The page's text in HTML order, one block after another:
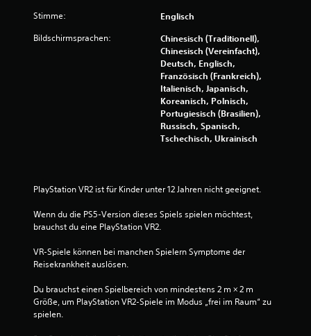
e
r
n
e
n
u
s
0
Stimme: Englisch
Bildschirmsprachen:
Chinesisch (Traditionell),
Chinesisch (Vereinfacht),
Deutsch, Englisch,
Französisch (Frankreich),
Italienisch, Japanisch,
Koreanisch, Polnisch,
Portugiesisch (Brasilien),
Russisch, Spanisch,
Tschechisch, Ukrainisch
PlayStation VR2 ist für Kinder unter 12 Jahren nicht geeignet.
Wenn du die PS5-Version dieses Spiels spielen möchtest,
brauchst du eine PlayStation VR2.
VR-Spiele können bei manchen Spielern Symptome der
Reisekrankheit auslösen.
Du brauchst einen Spielbereich von mindestens 2 m × 2 m
Größe, um PlayStation VR2-Spiele im Modus „frei im Raum“ zu
spielen.